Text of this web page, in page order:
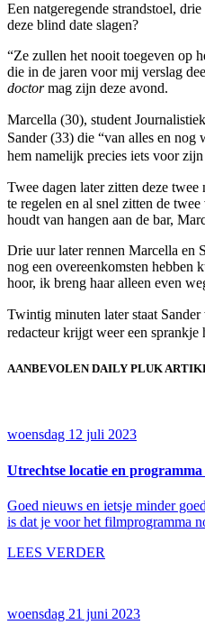
Een natgeregende strandstoel,
deze blind date slagen?
“Ze zullen het nooit toegeven op
die in de jaren voor mij verslag
doctormag zijn deze avond.
Marcella (30), student
Sander (33) die “van alles en
hem namelijk precies iets voor
Twee dagen later zitten deze
te regelen en al snel zitten de
houdt van hangen aan de bar,
Drie uur later rennen Marcella en
nog een overeenkomsten hebben
hoor, ik breng haar alleen even
Twintig minuten later staat
redacteur krijgt weer een
AANBEVOLEN DAILY PLUK
woensdag 12 juli 2023
Utrechtse locatie en programma
Goed nieuws en ietsje minder
is dat je voor het filmprogramma
LEES VERDER
woensdag 21 juni 2023